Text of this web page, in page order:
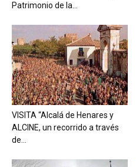
Patrimonio de la...
VISITA “Alcalá de Henares y
ALCINE, un recorrido a través
de...